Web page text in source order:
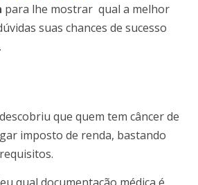
para lhe mostrar qual a melhor
suas chances de sucesso
que quem tem câncer de
imposto de renda, bastando